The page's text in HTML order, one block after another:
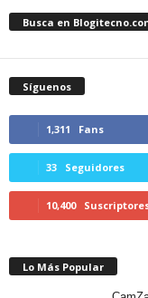
Busca en
Síguenos
1,311 Fans
33 Seguidores
10,400
Lo Más Popular